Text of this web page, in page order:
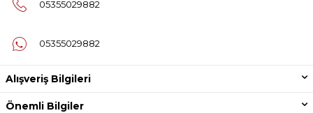
05355029882
05355029882
Alışveriş Bilgileri
Önemli Bilgiler